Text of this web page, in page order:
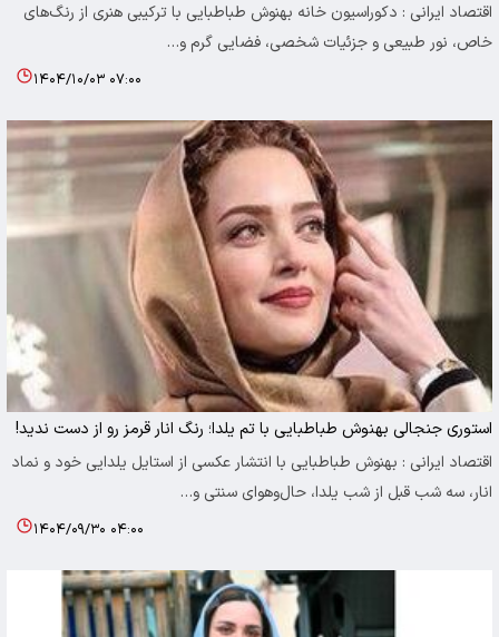
اقتصاد ایرانی : دکوراسیون خانه بهنوش طباطبایی با ترکیبی هنری از رنگ‌های
خاص، نور طبیعی و جزئیات شخصی، فضایی گرم و…
۱۴۰۴/۱۰/۰۳ ۰۷:۰۰
استوری جنجالی بهنوش طباطبایی با تم یلدا؛ رنگ انار قرمز رو از دست ندید!
اقتصاد ایرانی : بهنوش طباطبایی با انتشار عکسی از استایل یلدایی خود و نماد
انار، سه شب قبل از شب یلدا، حال‌وهوای سنتی و…
۱۴۰۴/۰۹/۳۰ ۰۴:۰۰